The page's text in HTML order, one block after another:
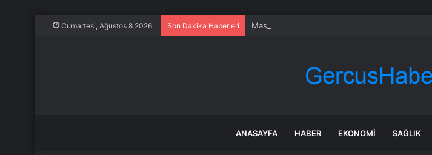
Cumartesi, Ağustos 8 2026 Son Dakika Haberleri MasterChef şampiyonu Eren’in cenazesinde
ANASAYFA HABER EKONOMI SAĞLIK